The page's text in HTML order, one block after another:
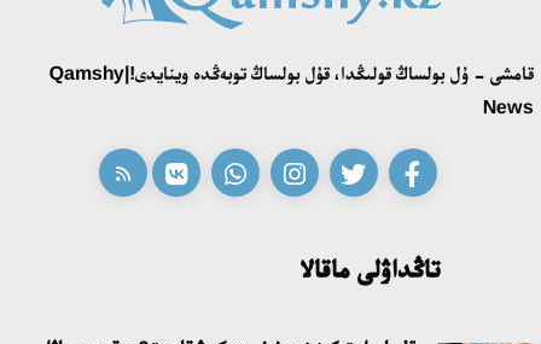
قازاق تىلىندەگى «قۇت» كونسەپتىسىنىڭ لينگۆومادەني سيپاتى
قامشى - ۇل بولساڭ قولىڭدا، قۇل بولساڭ توبەڭدە وينايدى!|Qamshy
News
تاڭداۋلى ماقالا